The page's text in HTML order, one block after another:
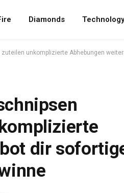
Diamonds Technology
unkomplizierte Abhebungen
dir